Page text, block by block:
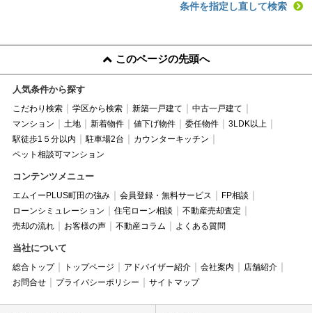
条件を指定し直して検索
このページの先頭へ
人気条件から探す
こだわり検索 学区から検索 新築一戸建て
中古一戸建て
マンション
土地 新着物件 値下げ物件 委任物件
3LDK以上
駅徒歩1５分以内
駐車場2台
カウンターキッチン
ペット相談可マンション
コンテンツメニュー
エムイーPLUS町田の強み 会員登録・無料サービス
FP相談
ローンシミュレーション
住宅ローン相談
不動産売却査定
売却の流れ
お客様の声 不動産コラム よくある質問
当社について
総合トップ トップページ アドバイザー紹介 会社案内
店舗紹介
お問合せ
プライバシーポリシー サイトマップ